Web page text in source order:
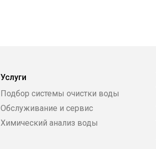
Услуги
Подбор системы очистки воды
Обслуживание и сервис
Химический анализ воды